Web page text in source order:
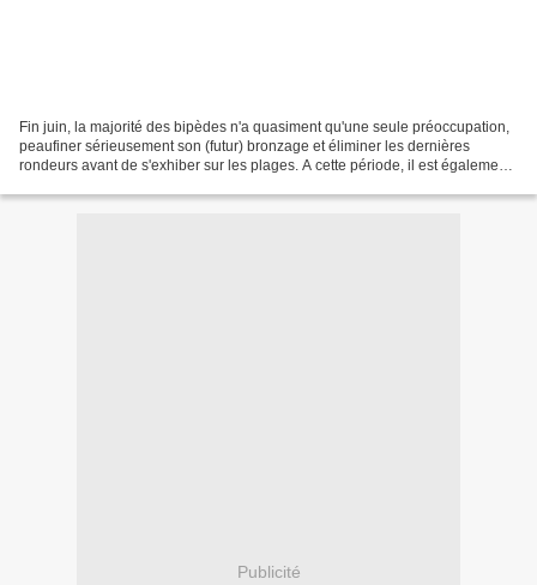
Fin juin, la majorité des bipèdes n'a quasiment qu'une seule préoccupation,
peaufiner sérieusement son (futur) bronzage et éliminer les dernières
rondeurs avant de s'exhiber sur les plages. A cette période, il est également
Publicité